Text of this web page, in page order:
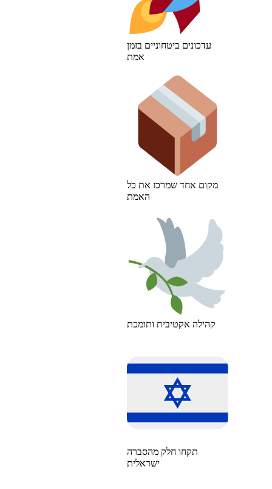
עדכונים ביטחוניים בזמן
אמת
מקום אחד שמרכז את כל
האמת
קהילה אקטיבית ותומכת
תקחו חלק מהסברה
ישראלית